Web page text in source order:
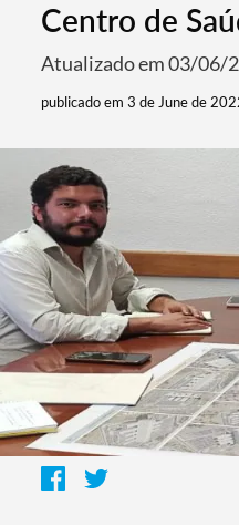
Centro de
Atualizado em 03/06/
publicado em 3 de June de